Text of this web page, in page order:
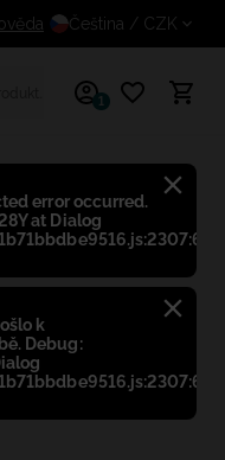
error occurred.
at Dialog
k
Debug:
Čeština / CZK
1